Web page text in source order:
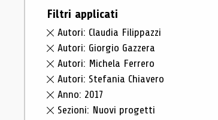
Filtri applicati
Autori: Claudia Filippazzi
Autori: Giorgio Gazzera
Autori: Michela Ferrero
Autori: Stefania Chiavero
Anno: 2017
Sezioni: Nuovi progetti